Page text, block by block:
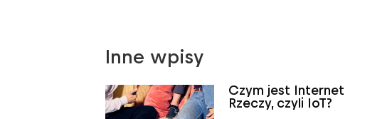
Inne wpisy
Czym jest Internet
Rzeczy, czyli IoT?